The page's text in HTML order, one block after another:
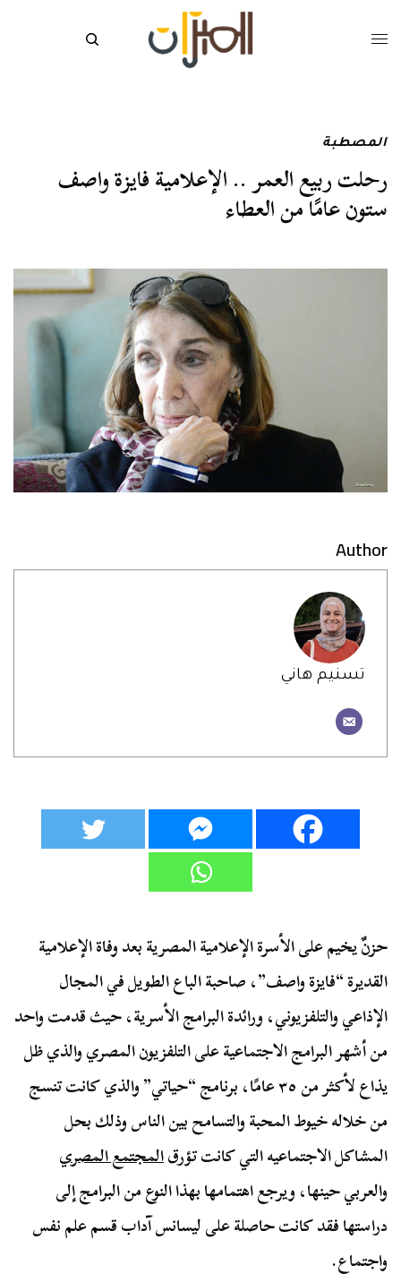
المصطبة
رحلت ربيع العمر .. الإعلامية فايزة واصف
ستون عامًا من العطاء
Author
تسنيم هاني
حزنٌ يخيم على الأسرة الإعلامية المصرية بعد وفاة الإعلامية
القديرة “فايزة واصف”، صاحبة الباع الطويل في المجال
الإذاعي والتلفزيوني، ورائدة البرامج الأسرية، حيث قدمت واحد
من أشهر البرامج الاجتماعية على التلفزيون المصري والذي ظل
يذاع لأكثر من ٣٥ عامًا، برنامج “حياتي” والذي كانت تنسج
من خلاله خيوط المحبة والتسامح بين الناس وذلك بحل
المشاكل الاجتماعيه التي كانت تؤرقالمجتمع المصري
والعربي حينها، ويرجع اهتمامها بهذا النوع من البرامج إلى
دراستها فقد كانت حاصلة على ليسانس آداب قسم علم نفس
واجتماع.